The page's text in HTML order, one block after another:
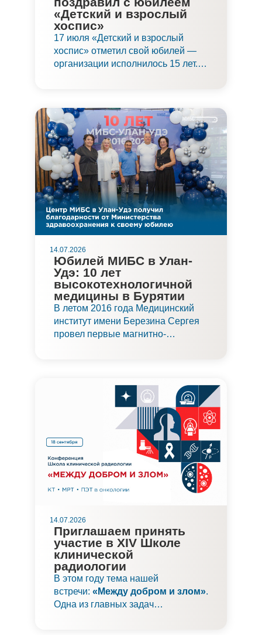
«Детский и взрослый
хоспис»
17 июля «Детский и взрослый
хоспис» отметил свой юбилей —
организации исполнилось 15 лет.
заместитель главного врача по
организации помощи детям
Медицинского института имени
Березина Сергея (МИБС)
Александров Сергей
Владимирович.
14.07.2026
Юбилей МИБС в Улан-
Удэ: 10 лет
высокотехнологичной
медицины в Бурятии
В летом 2016 года Медицинский
институт имени Березина Сергея
провел первые магнитно-
юбилей и подвел итоги
деятельности за 10 лет. Сегодня
МИБС в Улан-Удэ — один из
наиболее востребованных
медицинских центров в регионе.
14.07.2026
Приглашаем принять
участие в XIV Школе
клинической
радиологии
В этом году тема нашей
встречи: «Между добром и злом».
Одна из главных задач